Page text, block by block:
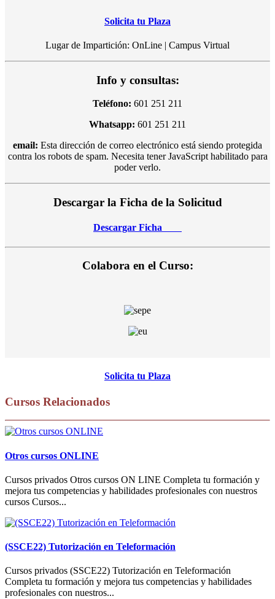
Solicita tu Plaza
Lugar de Impartición: OnLine | Campus Virtual
Info y consultas:
Teléfono: 601 251 211
Whatsapp: 601 251 211
email: Esta dirección de correo electrónico está siendo protegida
contra los robots de spam. Necesita tener JavaScript habilitado para
poder verlo.
Descargar la Ficha de la Solicitud
Descargar Ficha
Colabora en el Curso:
Solicita tu Plaza
Cursos Relacionados
Otros cursos ONLINE
Cursos privados Otros cursos ON LINE Completa tu formación y
mejora tus competencias y habilidades profesionales con nuestros
cursos Cursos...
(SSCE22) Tutorización en Teleformación
Cursos privados (SSCE22) Tutorización en Teleformación
Completa tu formación y mejora tus competencias y habilidades
profesionales con nuestros...